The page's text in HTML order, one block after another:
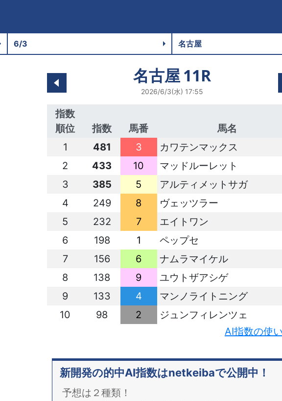
名古屋11R
2026/6/3(水) 17:55
指数
順位
指数 馬番
馬名
1
481 3
カワテンマックス
2
433 10
マッドルーレット
3
385 5
アルティメットサガ
4
249 8
ヴェッツラー
5
232 7
エイトワン
6
198 1
ペップセ
7
156 6
ナムラマイケル
8
138 9
ユウトザアシゲ
9
133 4
マンノライトニング
10
98 2
ジュンフィレンツェ
AI指数の使
新開発の的中AI指数はnetkeibaで公開中！
予想は２種類！